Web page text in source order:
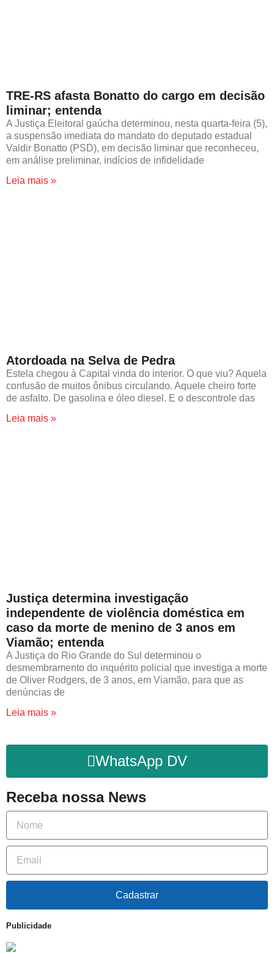
TRE-RS afasta Bonatto do cargo em decisão
liminar; entenda
A Justiça Eleitoral gaúcha determinou, nesta quarta-feira (5),
a suspensão imediata do mandato do deputado estadual
Valdir Bonatto (PSD), em decisão liminar que reconheceu,
em análise preliminar, indícios de infidelidade
Leia mais »
Atordoada na Selva de Pedra
Estela chegou à Capital vinda do interior. O que viu? Aquela
confusão de muitos ônibus circulando. Aquele cheiro forte
de asfalto. De gasolina e óleo diesel. E o descontrole das
Leia mais »
Justiça determina investigação
independente de violência doméstica em
caso da morte de menino de 3 anos em
Viamão; entenda
A Justiça do Rio Grande do Sul determinou o
desmembramento do inquérito policial que investiga a morte
de Oliver Rodgers, de 3 anos, em Viamão, para que as
denúncias de
Leia mais »
WhatsApp DV
Receba nossa News
Cadastrar
Publicidade